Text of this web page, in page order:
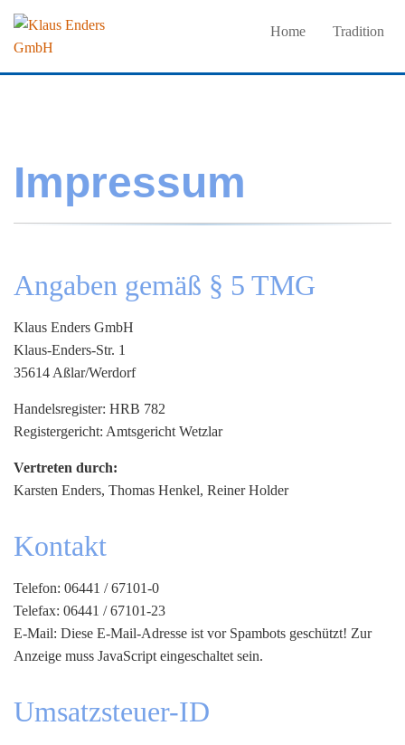
Home Tradition
Impressum
Angaben gemäß § 5 TMG
Klaus Enders GmbH
Klaus-Enders-Str. 1
35614 Aßlar/Werdorf
Handelsregister: HRB 782
Registergericht: Amtsgericht Wetzlar
Vertreten durch:
Karsten Enders, Thomas Henkel, Reiner Holder
Kontakt
Telefon: 06441 / 67101-0
Telefax: 06441 / 67101-23
E-Mail: Diese E-Mail-Adresse ist vor Spambots geschützt! Zur
Anzeige muss JavaScript eingeschaltet sein.
Umsatzsteuer-ID